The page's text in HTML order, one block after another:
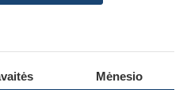
Mėnesio